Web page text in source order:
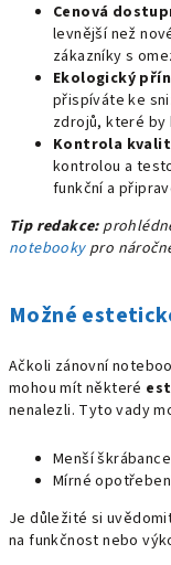
Cenová
levnější než
zákazníky s
Ekologický
přispíváte ke
zdrojů, které by
Kontrola
kontrolou a
funkční a
Tip redakce:
notebookypro
Možné
Ačkoli zánovní
mohou mít některé
nenalezli. Tyto vady
Menší
Mírné
Je důležité si
na funkčnost nebo